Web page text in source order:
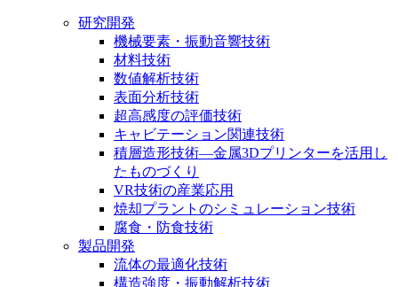
研究開発
機械要素・振動音響技術
材料技術
数値解析技術
表面分析技術
超高感度の評価技術
キャビテーション関連技術
積層造形技術―金属3Dプリンターを活用し
たものづくり
VR技術の産業応用
焼却プラントのシミュレーション技術
腐食・防食技術
製品開発
流体の最適化技術
構造強度・振動解析技術